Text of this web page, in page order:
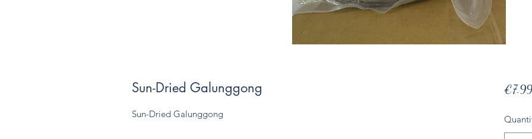
Sun-Dried Galunggong
Sun-Dried Galunggong
€7.99